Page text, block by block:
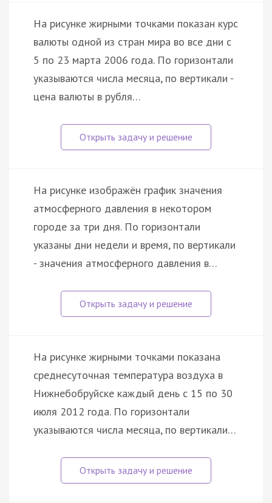
На рисунке жирными точками показан курс
валюты одной из стран мира во все дни с
5 по 23 марта 2006 года. По горизонтали
указываются числа месяца, по вертикали -
цена валюты в рубля…
На рисунке изображён график значения
атмосферного давления в некотором
городе за три дня. По горизонтали
указаны дни недели и время, по вертикали
- значения атмосферного давления в…
На рисунке жирными точками показана
среднесуточная температура воздуха в
Нижнебобруйске каждый день с 15 по 30
июля 2012 года. По горизонтали
указываются числа месяца, по вертикали…